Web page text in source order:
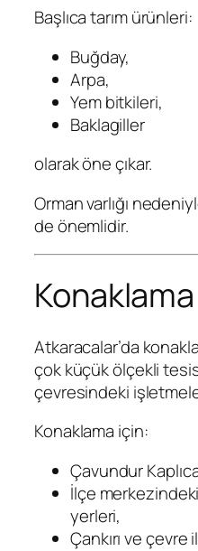
Başlıca tarım ürünleri:
Buğday,
Arpa,
Yem bitkileri,
Baklagiller
olarak öne çıkar.
Orman varlığı
de önemlidir.
Konaklama
Atkaracalar’da
çok küçük ölçekli
çevresindeki
Konaklama için:
Çavundur
İlçe
yerleri,
Çankırı ve